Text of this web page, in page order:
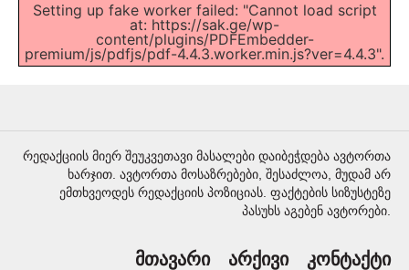
Setting up fake worker failed: "Cannot load script
at: https://sak.ge/wp-
content/plugins/PDFEmbedder-
premium/js/pdfjs/pdf-4.4.3.worker.min.js?ver=4.4.3".
რედაქციის მიერ შეუკვეთავი მასალები დაიბეჭდება ავტორთა
ხარჯით. ავტორთა მოსაზრებები, შესაძლოა, მუდამ არ
ემთხვეოდეს რედაქციის პოზიციას. ფაქტების სიზუსტეზე
პასუხს აგებენ ავტორები.
მთავარი არქივი კონტაქტი